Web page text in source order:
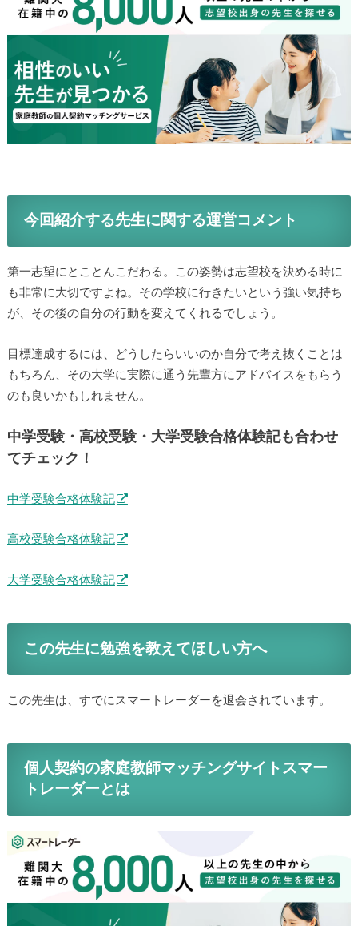
今回紹介する先生に関する運営コメント
第一志望にとことんこだわる。この姿勢は志望校を決める時に
も非常に大切ですよね。その学校に行きたいという強い気持ち
が、その後の自分の行動を変えてくれるでしょう。
目標達成するには、どうしたらいいのか自分で考え抜くことは
もちろん、その大学に実際に通う先輩方にアドバイスをもらう
のも良いかもしれません。
中学受験・高校受験・大学受験合格体験記も合わせ
てチェック！
中学受験合格体験記
高校受験合格体験記
大学受験合格体験記
この先生に勉強を教えてほしい方へ
この先生は、すでにスマートレーダーを退会されています。
個人契約の家庭教師マッチングサイトスマー
トレーダーとは